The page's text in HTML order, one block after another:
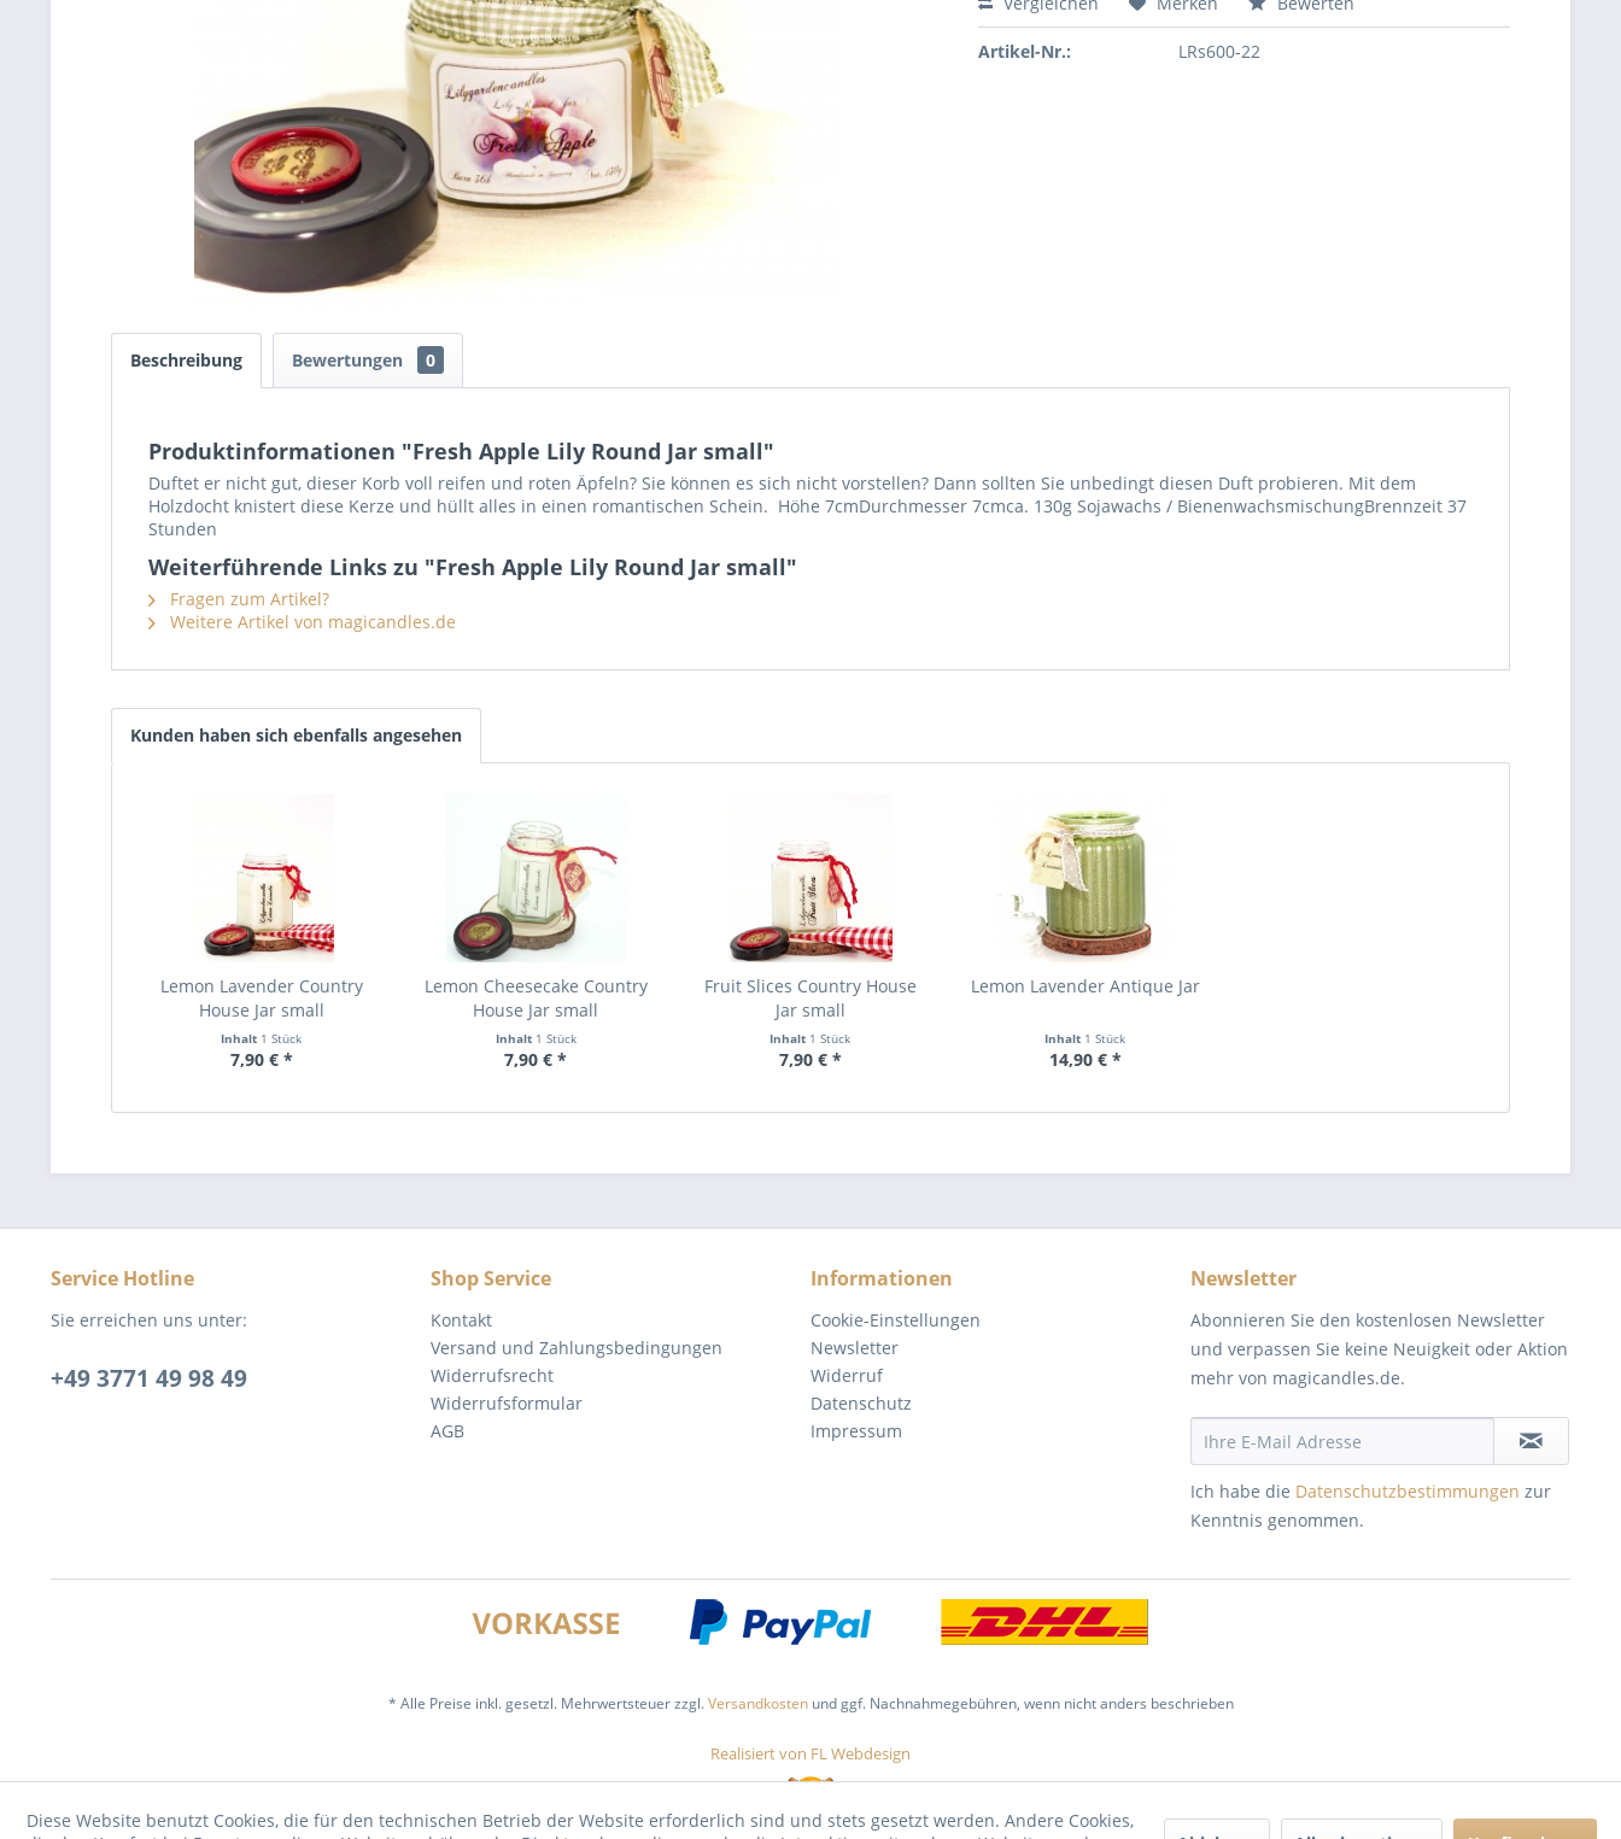
Artikel-Nr.: LRs600-22
Beschreibung Bewertungen 0
Produktinformationen "Fresh Apple Lily Round Jar small"
Duftet er nicht gut, dieser Korb voll reifen und roten Äpfeln? Sie können es sich nicht vorstellen? Dann sollten Sie unbedingt diesen Duft probieren. Mit dem
Holzdocht knistert diese Kerze und hüllt alles in einen romantischen Schein. Höhe 7cmDurchmesser 7cmca. 130g Sojawachs / BienenwachsmischungBrennzeit 37
Stunden
Weiterführende Links zu "Fresh Apple Lily Round Jar small"
Fragen zum Artikel?
Weitere Artikel von magicandles.de
Kunden haben sich ebenfalls angesehen
Lemon Lavender Country
House Jar small
Inhalt 1 Stück
7,90 € *
Lemon Cheesecake Country
House Jar small
Inhalt 1 Stück
7,90 € *
Fruit Slices Country House
Jar small
Inhalt 1 Stück
7,90 € *
Lemon Lavender Antique Jar
Inhalt 1 Stück
14,90 € *
Service Hotline
Sie erreichen uns unter:
+49 3771 49 98 49
Shop Service
Kontakt
Versand und Zahlungsbedingungen
Widerrufsrecht
Widerrufsformular
AGB
Informationen
Cookie-Einstellungen
Newsletter
Widerruf
Datenschutz
Impressum
Newsletter
Abonnieren Sie den kostenlosen Newsletter
und verpassen Sie keine Neuigkeit oder Aktion
mehr von magicandles.de.
Ich habe die Datenschutzbestimmungen zur
Kenntnis genommen.
* Alle Preise inkl. gesetzl. Mehrwertsteuer zzgl.Versandkostenund ggf. Nachnahmegebühren, wenn nicht anders beschrieben
Realisiert von FL Webdesign
Diese Website benutzt Cookies, die für den technischen Betrieb der Website erforderlich sind und stets gesetzt werden. Andere Cookies,